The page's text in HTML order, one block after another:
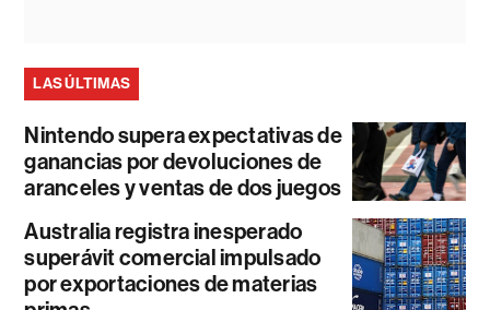
LAS ÚLTIMAS
Nintendo supera expectativas de
ganancias por devoluciones de
aranceles y ventas de dos juegos
Australia registra inesperado
superávit comercial impulsado
por exportaciones de materias